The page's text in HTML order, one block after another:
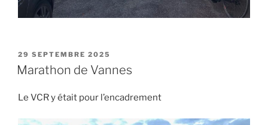
PUBLIÉ
LE
29 SEPTEMBRE 2025
Marathon de Vannes
Le VCR y était pour l’encadrement